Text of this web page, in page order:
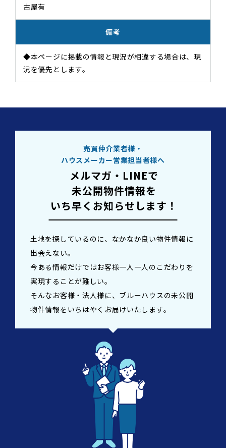
古屋有
備考
◆本ページに掲載の情報と現況が相違する場合は、現
況を優先とします。
売買仲介業者様・
ハウスメーカー営業担当者様へ
メルマガ・LINEで
未公開物件情報を
いち早くお知らせします！
土地を探しているのに、なかなか良い物件情報に
出会えない。
今ある情報だけではお客様一人一人のこだわりを
実現することが難しい。
そんなお客様・法人様に、ブルーハウスの未公開
物件情報をいちはやくお届けいたします。